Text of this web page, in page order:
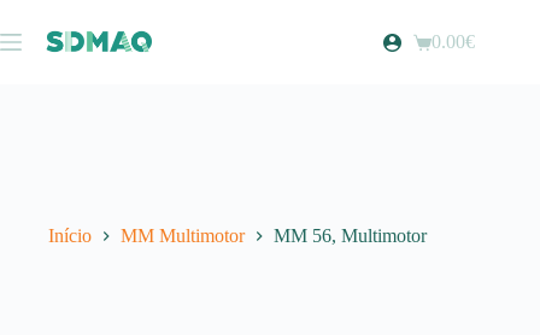
para
o
Carrinho
0.00€
Início MM Multimotor MM 56, Multimotor